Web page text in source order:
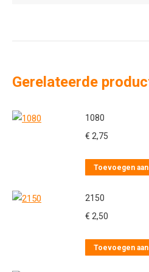
Gerelateerde
1080
€ 2,75
Toevoegen
2150
€ 2,50
Toevoegen